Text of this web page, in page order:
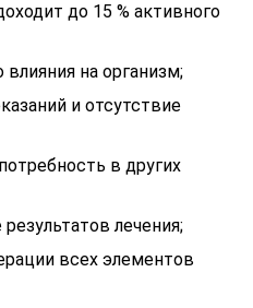
до 15 % активного
на организм;
и отсутствие
в других
лечения;
всех элементов